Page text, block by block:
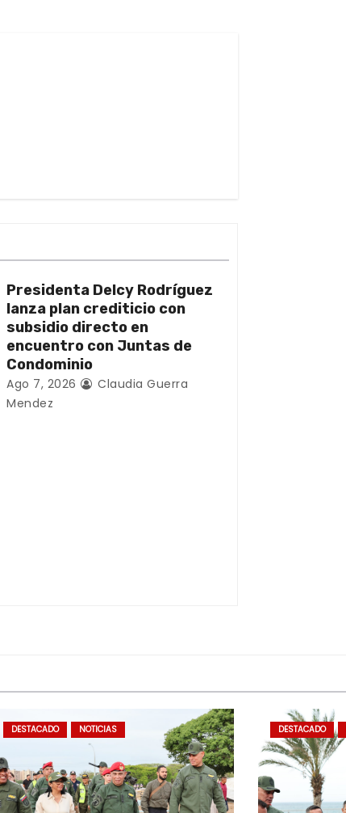
Presidenta Delcy Rodríguez
lanza plan crediticio con
subsidio directo en
encuentro con Juntas de
Condominio
Ago 7, 2026
Claudia Guerra
Mendez
DESTACADO NOTICIAS DESTACADO